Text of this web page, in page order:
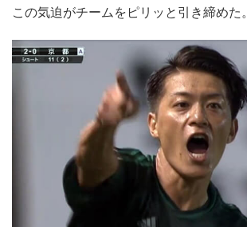
この気迫がチームをピリッと引き締めた。